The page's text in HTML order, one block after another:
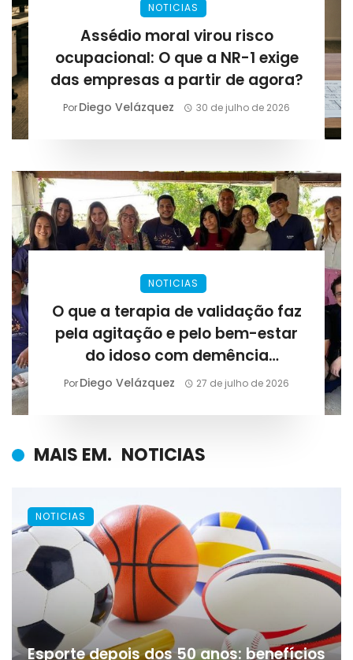
NOTICIAS
Assédio moral virou risco
ocupacional: O que a NR-1 exige
das empresas a partir de agora?
PorDiego Velázquez 30 de julho de 2026
NOTICIAS
O que a terapia de validação faz
pela agitação e pelo bem-estar
do idoso com demência
avançada?
PorDiego Velázquez 27 de julho de 2026
MAIS EM. NOTICIAS
Esporte depois dos 50 anos: benefícios
NOTICIAS